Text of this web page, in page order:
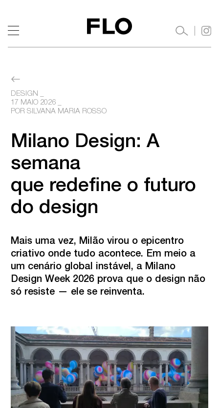
DESIGN
17 MAIO 2026
POR SILVANA MARIA ROSSO
Milano Design: A
semana
que redefine o futuro
do design
Mais uma vez, Milão virou o epicentro
criativo onde tudo acontece. Em meio a
um cenário global instável, a Milano
Design Week 2026 prova que o design não
só resiste — ele se reinventa.